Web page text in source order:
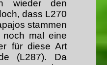
wieder den
dass L270
stammen
mal eine
für diese Art
(L287). Da